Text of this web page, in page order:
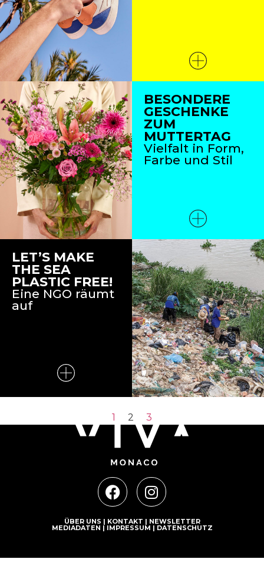
BESONDERE
GESCHENKE
ZUM
MUTTERTAG
Vielfalt in Form,
Farbe und Stil
LET’S MAKE
THE SEA
PLASTIC FREE!
Eine NGO räumt
auf
1 2 3
ÜBER UNS | KONTAKT | NEWSLETTER
MEDIADATEN | IMPRESSUM | DATENSCHUTZ